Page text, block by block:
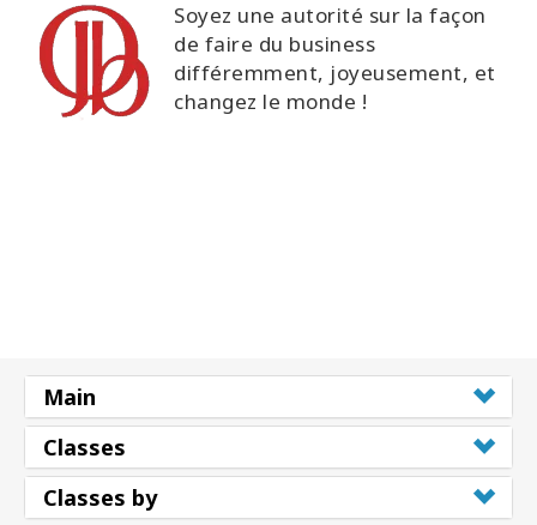
More
Actualités
Soyez une autorité sur la façon
de faire du business
différemment, joyeusement, et
changez le monde !
Main
Classes
Classes by